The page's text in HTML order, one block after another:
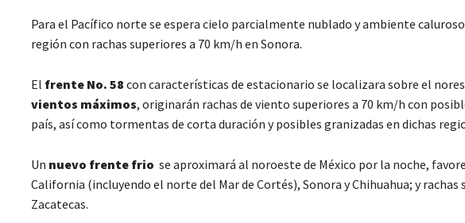
Para el Pacífico norte se espera cielo parcialmente nublado y ambiente
región con rachas superiores a 70 km/h en Sonora.
El frente No. 58 con características de estacionario se localizara sobre el
vientos máximos, originarán rachas de viento superiores a 70 km/h con
país, así como tormentas de corta duración y posibles granizadas en dichas
Un nuevo frente frio se aproximará al noroeste de México por la noche,
California (incluyendo el norte del Mar de Cortés), Sonora y Chihuahua; y
Zacatecas.